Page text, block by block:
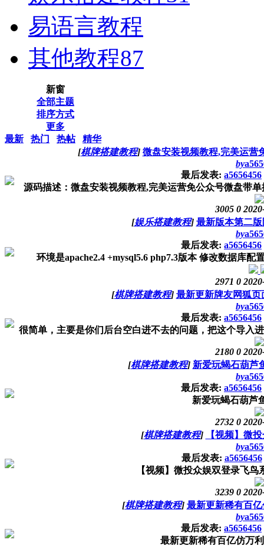
易语言教程
其他教程87
新窗
全部主题
排序方式
更多
最新
热门 热帖
精华
[棋牌搭建教程] 微盘安装视频教程,完美运营
by
最后发表: a5656456
源码描述：微盘安装视频教程,完美运营免公众号微盘带
3005 0
[娱乐搭建教程] 最新版本第二
by
最后发表: a5656456
环境是apache2.4 +mysql5.6 php7.3版本 修改数据库配
2971 0
[棋牌搭建教程] 最新更新牌友网狐
by
最后发表: a5656456
很简单，主要是你们后台空白进不去的问题，把这个导入
2180 0
[棋牌搭建教程] 新爱玩蝎石葫芦
by
最后发表: a5656456
新爱玩蝎石葫芦
2732 0
[棋牌搭建教程]
【视频】微
by
最后发表: a5656456
【视频】微投众娱双登录飞
3239 0
[棋牌搭建教程] 最新更新稀有百
by
最后发表: a5656456
最新更新稀有百亿仿万